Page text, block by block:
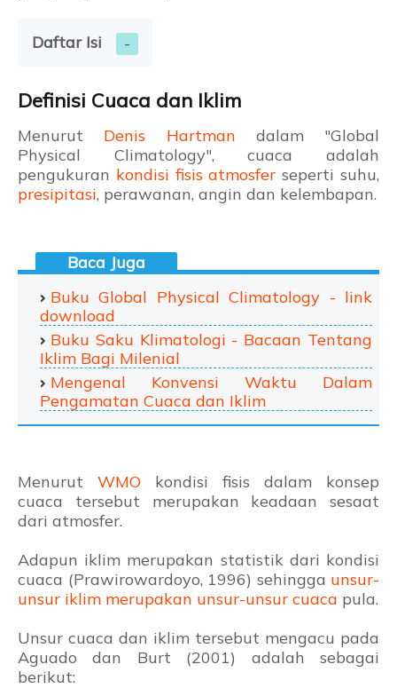
Daftar Isi
Definisi Cuaca dan Iklim
Menurut Denis Hartman dalam "Global
Physical Climatology", cuaca adalah
pengukuran kondisi fisis atmosferseperti suhu,
presipitasi, perawanan, angin dan kelembapan.
Buku Global Physical Climatology - link
download
Buku Saku Klimatologi - Bacaan Tentang
Iklim Bagi Milenial
Mengenal Konvensi Waktu Dalam
Pengamatan Cuaca dan Iklim
Menurut WMO kondisi fisis dalam konsep
cuaca tersebut merupakan keadaan sesaat
dari atmosfer.
Adapun iklim merupakan statistik dari kondisi
cuaca (Prawirowardoyo, 1996) sehingga unsur-
unsur iklim merupakan unsur-unsur cuaca pula.
Unsur cuaca dan iklim tersebut mengacu pada
Aguado dan Burt (2001) adalah sebagai
berikut: